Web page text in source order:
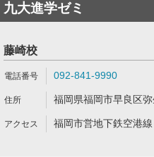
九大進学ゼミ
藤崎校
092-841-9990
福岡県福岡市早良区
福岡市営地下鉄空港